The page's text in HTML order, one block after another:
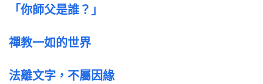
「你師父是誰？」
禪教一如的世界
法離文字，不屬因緣